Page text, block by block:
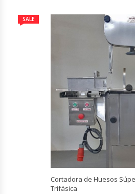
Revolvedoras De Masas
Selladoras Al Vacío
SALE
Cortadora de Huesos
Trifásica